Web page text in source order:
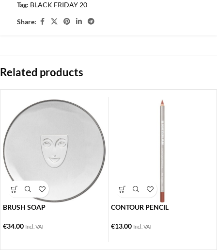
Tag: BLACK FRIDAY 20
Share:
Related products
BRUSH SOAP
€34.00 Incl. VAT
CONTOUR PENCIL
€13.00 Incl. VAT